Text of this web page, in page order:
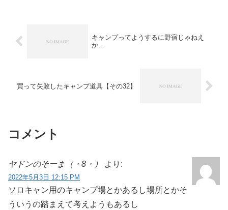
キャンプってようするに野宿じゃねえ
か…
買って失敗したキャンプ道具【その32】
コメント
ヤドンのそーま（・8・） より:
2022年5月3日 12:15 PM
ソロキャン用のキャンプ場とかあるし場所とかそ
ういうの踏まえて考えようもあるし